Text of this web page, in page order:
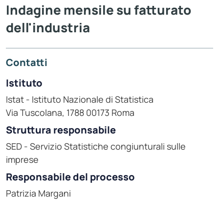
Indagine mensile su fatturato
dell'industria
Contatti
Istituto
Istat - Istituto Nazionale di Statistica
Via Tuscolana, 1788 00173 Roma
Struttura responsabile
SED - Servizio Statistiche congiunturali sulle
imprese
Responsabile del processo
Patrizia Margani